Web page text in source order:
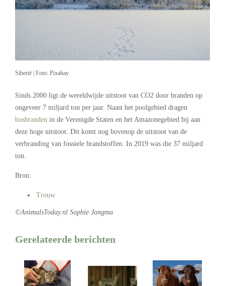
Siberië | Foto: Pixabay
Sinds 2000 ligt de wereldwijde uitstoot van CO2 door branden op
ongeveer 7 miljard ton per jaar. Naast het poolgebied dragen
bosbranden in de Verenigde Staten en het Amazonegebied bij aan
deze hoge uitstoot. Dit komt nog bovenop de uitstoot van de
verbranding van fossiele brandstoffen. In 2019 was die 37 miljard
ton.
Bron:
Trouw
©AnimalsToday.nl Sophie Jongma
Gerelateerde berichten